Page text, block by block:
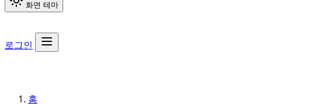
화면 테마
로그인
홈